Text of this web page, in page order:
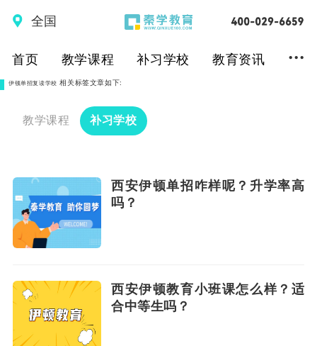
全国
首页 教学课程 补习学校 教育资讯 ...
伊顿单招复读学校 相关标签文章如下:
教学课程 补习学校
西安伊顿单招咋样呢？升学率高
吗？
西安伊顿教育小班课怎么样？适
合中等生吗？